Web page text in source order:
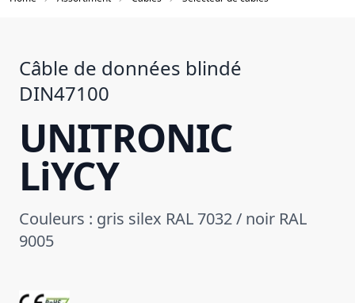
Câble de données blindé
DIN47100
UNITRONIC
LiYCY
Couleurs : gris silex RAL 7032 / noir RAL
9005